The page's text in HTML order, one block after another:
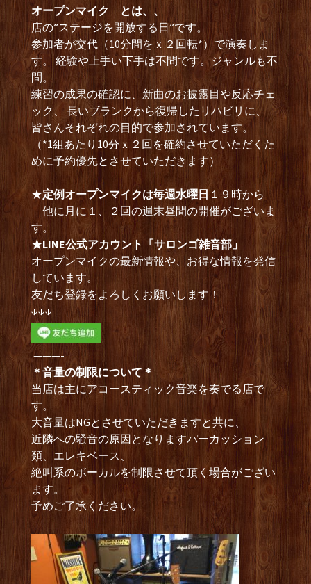
オープンマイク とは、、
店の”ステージを開放する日”です。
参加者が交代（10分間をｘ２回転*）で演奏しま
す。 経験や上手い下手は不問です。ジャンルも不
問。
練習の成果の確認に、新曲のお披露目や反応チェ
ック、 長いブランクから復帰したリハビリに、
皆さんそれぞれの目的で参加されています。
（*1組あたり10分ｘ２回を確約させていただくた
めに予約優先とさせていただきます）
★定例オープンマイクは毎週水曜日 １９時から
他に月に１、２回の週末昼間の開催がございま
す。
★LINE公式アカウント「サロンゴ雑音部」
オープンマイクの最新情報や、お得な情報を発信
しています。
友だち登録をよろしくお願いします！
↓↓↓
———-
＊音量の制限について＊
当店は主にアコースティック音楽を奏でる店で
す。
大音量はNGとさせていただきますと共に、
近隣への騒音の原因となりますパーカッション
類、エレキベース、
絶叫系のボーカルを制限させて頂く場合がござい
ます。
予めご了承ください。